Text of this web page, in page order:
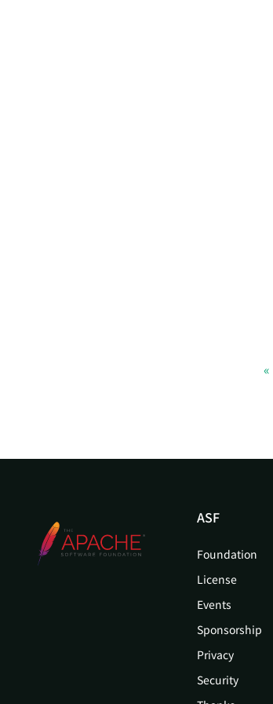
ASF
Foundation
License
Events
Sponsorship
Privacy
Security